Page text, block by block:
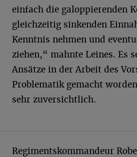
einfach die galoppierenden
gleichzeitig sinkenden
Kenntnis nehmen und
ziehen,“ mahnte Leines. Es
Ansätze in der Arbeit des
Problematik gemacht
sehr zuversichtlich.
Regimentskommandeur